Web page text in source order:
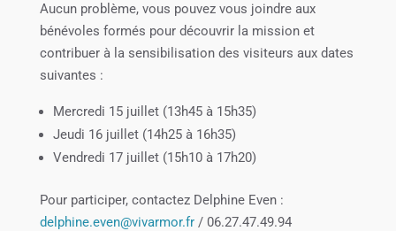
Aucun problème, vous pouvez vous joindre aux
bénévoles formés pour découvrir la mission et
contribuer à la sensibilisation des visiteurs aux dates
suivantes :
Mercredi 15 juillet (13h45 à 15h35)
Jeudi 16 juillet (14h25 à 16h35)
Vendredi 17 juillet (15h10 à 17h20)
Pour participer, contactez Delphine Even :
delphine.even@vivarmor.fr/ 06.27.47.49.94